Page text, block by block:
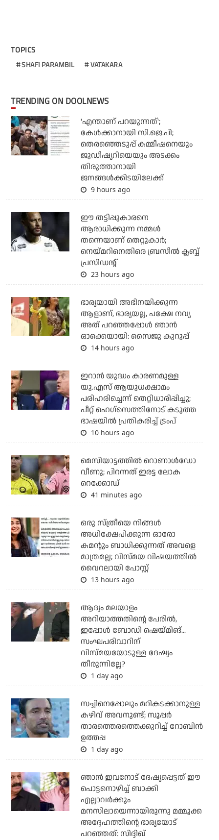
TOPICS
SHAFI PARAMBIL VATAKARA
TRENDING ON DOOLNEWS
'എന്താണ് പറയുന്നത്';
കേള്‍ക്കാനായി സി.ജെ.പി;
തെരഞ്ഞെടുപ്പ് കമ്മീഷനെയും
ജുഡീഷ്യറിയെയും അടക്കം
തിരുത്താനായി
ജനങ്ങള്‍ക്കിടയിലേക്ക്
9 hours ago
ഈ തട്ടിപ്പുകാരനെ
ആരാധിക്കുന്ന നമ്മള്‍
തന്നെയാണ് തെറ്റുകാര്‍;
നെയ്മറിനെതിരെ ബ്രസീല്‍ ക്ലബ്ബ്
പ്രസിഡന്റ്
23 hours ago
ഭാര്യയായി അഭിനയിക്കുന്ന
ആളാണ്, ഭാര്യയല്ല, പക്ഷേ നവ്യ
അത് പറഞ്ഞപ്പോള്‍ ഞാന്‍
ഓക്കെയായി: സൈജു കുറുപ്പ്
14 hours ago
ഇറാന്‍ യുദ്ധം കാരണമുള്ള
യു.എസ് ആയുധക്ഷാമം
പരിഹരിച്ചെന്ന് തെറ്റിധാരിപ്പിച്ചു;
പീറ്റ് ഹെഗ്‌സെത്തിനോട് കടുത്ത
ഭാഷയില്‍ പ്രതികരിച്ച് ട്രംപ്
10 hours ago
മെസിയാട്ടത്തില്‍ റൊണാള്‍ഡോ
വീണു; പിറന്നത് ഇരട്ട ലോക
റെക്കോഡ്
41 minutes ago
ഒരു സ്ത്രീയെ നിങ്ങള്‍
അധിക്ഷേപിക്കുന്ന ഓരോ
കമന്റും ബാധിക്കുന്നത് അവളെ
മാത്രമല്ല; വിസ്മയ വിഷയത്തില്‍
വൈറലായി പോസ്റ്റ്
13 hours ago
ആദ്യം മലയാളം
അറിയാത്തതിന്റെ പേരില്‍,
ഇപ്പോള്‍ ബോഡി ഷെയ്മിങ്...
സംഘപരിവാറിന്
വിസ്മയയോടുള്ള ദേഷ്യം
തീരുന്നില്ലേ?
1 day ago
സച്ചിനെപ്പോലും മറികടക്കാനുള്ള
കഴിവ് അവനുണ്ട്; സൂപ്പര്‍
താരത്തെരത്തെക്കുറിച്ച് റോബിന്‍
ഉത്തപ്പ
1 day ago
ഞാന്‍ ഇവനോട് ദേഷ്യപ്പെട്ടത് ഈ
പൊട്ടനൊഴിച്ച് ബാക്കി
എല്ലാവര്‍ക്കും
മനസിലായെന്നായിരുന്നു മമ്മൂക്ക
അദ്ദേഹത്തിന്റെ ഭാര്യയോട്
പറഞ്ഞത്: സിദ്ദിഖ്